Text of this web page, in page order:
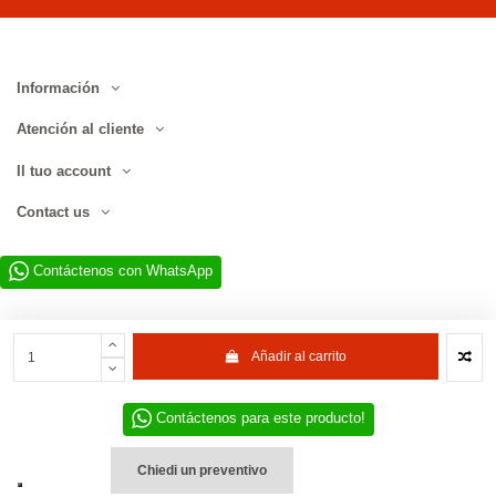
Añadir al carrito
Contáctenos para este producto!
Chiedi un preventivo
Información
Atención al cliente
Il tuo account
Contact us
Contáctenos con WhatsApp
Sitio web desarrollado por D.L. Service Div. E-Commerce S.r.l. | Via
Municipio SNC, 82010 San Martino Sannita (BN), Italia | NIF-IVA
los derechos reservados.